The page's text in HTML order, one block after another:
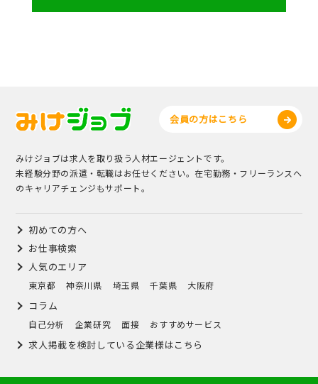
会員の方はこちら
みけジョブは求人を取り扱う人材エージェントです。
未経験分野の派遣・転職はお任せください。在宅勤務・フリーランスへ
のキャリアチェンジもサポート。
初めての方へ
お仕事検索
人気のエリア
東京都 神奈川県 埼玉県 千葉県 大阪府
コラム
自己分析 企業研究 面接 おすすめサービス
求人掲載を検討している企業様はこちら